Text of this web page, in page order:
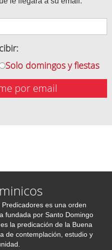
Solo domingos y fiestas
por email
es una orden
fundada por Santo Domingo
la predicación de la Buena
de contemplación, estudio y